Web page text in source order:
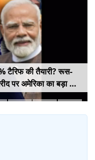
टैरिफ की तैयारी? रूस-
पर अमेरिका का बड़ा वार,